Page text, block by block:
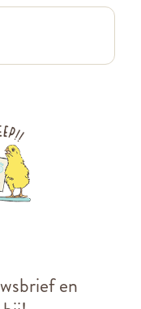
en